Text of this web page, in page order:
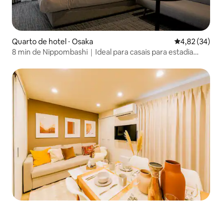
Quarto de hotel ⋅ Osaka 4,82 de uma
4,82 (34)
8 min de Nippombashi｜Ideal para casais para estadia